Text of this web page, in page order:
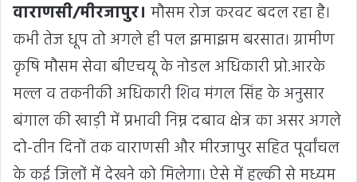
वाराणसी/मीरजापुर। मौसम रोज करवट बदल रहा है।
कभी तेज धूप तो अगले ही पल झमाझम बरसात। ग्रामीण
कृषि मौसम सेवा बीएचयू के नोडल अधिकारी प्रो.आरके
मल्ल व तकनीकी अधिकारी शिव मंगल सिंह के अनुसार
बंगाल की खाड़ी में प्रभावी निम्न दबाव क्षेत्र का असर अगले
दो-तीन दिनों तक वाराणसी और मीरजापुर सहित पूर्वांचल
के कई जिलों में देखने को मिलेगा। ऐसे में हल्की से मध्यम